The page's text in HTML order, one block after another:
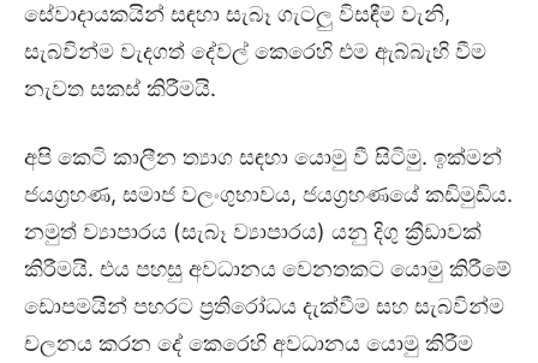
සේවාදායකයින් සඳහා සැබෑ ගැටලු විසඳීම වැනි,
සැබවින්ම වැදගත් දේවල් කෙරෙහි එම ඇබ්බැහි වීම
නැවත සකස් කිරීමයි.
අපි කෙටි කාලීන ත්‍යාග සඳහා යොමු වී සිටිමු. ඉක්මන්
ජයග්‍රහණ, සමාජ වලංගුභාවය, ජයග්‍රහණයේ කඩිමුඩිය.
නමුත් ව්‍යාපාරය (සැබෑ ව්‍යාපාරය) යනු දිගු ක්‍රීඩාවක්
කිරීමයි. එය පහසු අවධානය වෙනතකට යොමු කිරීමේ
ඩොපමයින් පහරට ප්‍රතිරෝධය දැක්වීම සහ සැබවින්ම
චලනය කරන දේ කෙරෙහි අවධානය යොමු කිරීම